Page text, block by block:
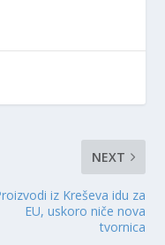
NEXT
iz Kreševa idu za
EU, uskoro niče nova
tvornica